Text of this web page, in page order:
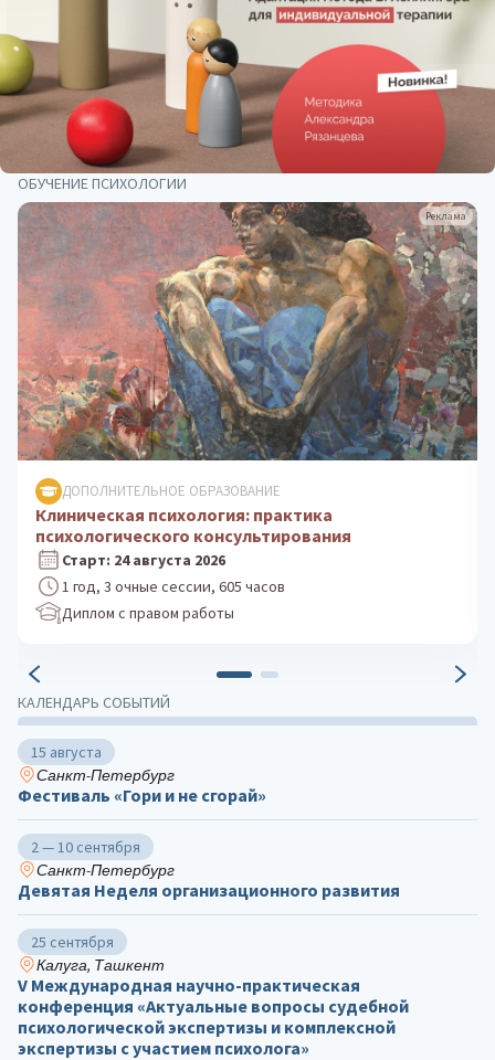
КАЛЕНДАРЬ СОБЫТИЙ
15 августа
Санкт-Петербург
Фестиваль «Гори и не сгорай»
2 — 10 сентября
Санкт-Петербург
Девятая Неделя организационного развития
25 сентября
Калуга, Ташкент
V Международная научно-практическая
конференция «Актуальные вопросы судебной
психологической экспертизы и комплексной
экспертизы с участием психолога»
ОБУЧЕНИЕ ПСИХОЛОГИИ
Реклама
ДОПОЛНИТЕЛЬНОЕ ОБРАЗОВАНИЕ
Клиническая психология: практика
психологического консультирования
Старт: 24 августа 2026
1 год, 3 очные сессии, 605 часов
Диплом с правом работы